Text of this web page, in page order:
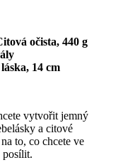
očista, 440 g
14 cm
vytvořit jemný
a citové
to, co chcete ve
posílit.